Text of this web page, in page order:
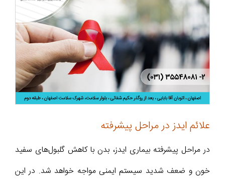
علائم ایدز در مراحل پیشرفته
در مراحل پیشرفته بیماری ایدز، بدن با کاهش گلبول‌های سفید
خون و ضعف شدید سیستم ایمنی مواجه خواهد شد. در این